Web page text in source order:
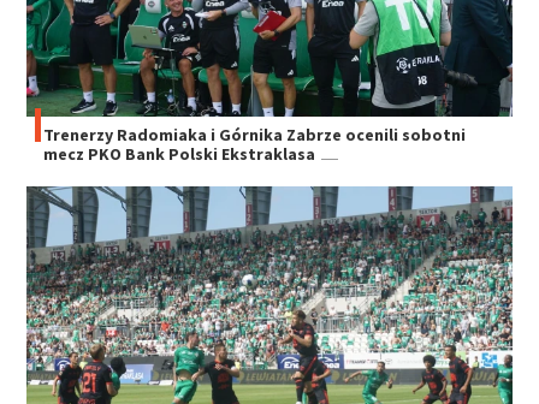
Trenerzy Radomiaka i Górnika Zabrze ocenili sobotni
mecz PKO Bank Polski Ekstraklasa